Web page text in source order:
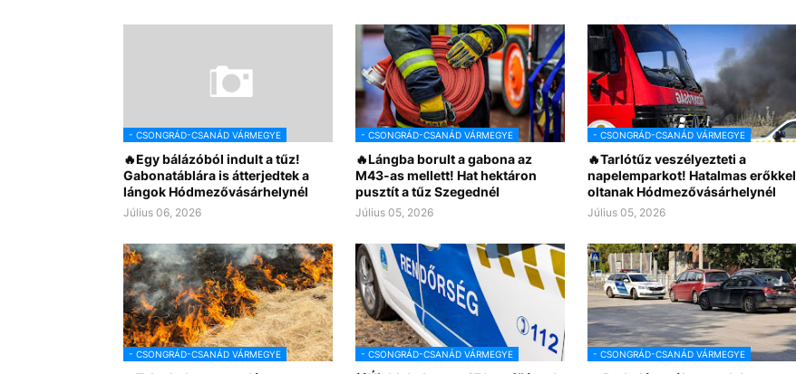
- CSONGRÁD-CSANÁD VÁRMEGYE
🔥Egy bálázóból indult a tűz!
Gabonatáblára is átterjedtek a
lángok Hódmezővásárhelynél
Július 06, 2026
- CSONGRÁD-CSANÁD VÁRMEGYE
🔥Lángba borult a gabona az
M43-as mellett! Hat hektáron
pusztít a tűz Szegednél
Július 05, 2026
- CSONGRÁD-CSANÁD VÁRMEGYE
🔥Tarlótűz veszélyezteti a
napelemparkot! Hatalmas erőkkel
oltanak Hódmezővásárhelynél
Július 05, 2026
- CSONGRÁD-CSANÁD VÁRMEGYE - CSONGRÁD-CSANÁD VÁRMEGYE - CSONGRÁD-CSANÁD VÁRMEGYE